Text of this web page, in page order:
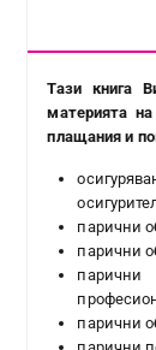
Тази книга
материята на
плащания и
парични
парични
парични
парични